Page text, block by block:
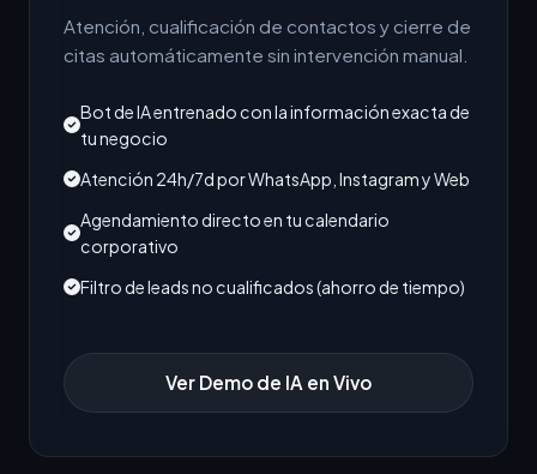
Atención, cualificación de contactos y cierre de
citas automáticamente sin intervención manual.
Bot de IA entrenado con la información exacta de
tu negocio
Atención 24h/7d por WhatsApp, Instagram y Web
Agendamiento directo en tu calendario
corporativo
Filtro de leads no cualificados (ahorro de tiempo)
Ver Demo de IA en Vivo